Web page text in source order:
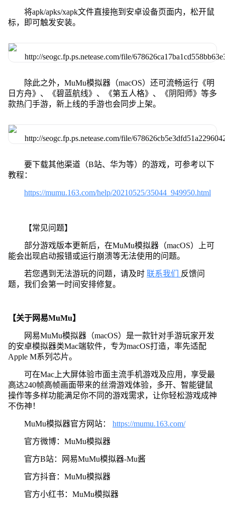
将apk/apks/xapk文件直接拖到安卓设备页面内，松开鼠
标，即可触发安装。
除此之外，MuMu模拟器（macOS）还可流畅运行《明
日方舟》、《碧蓝航线》、《第五人格》、《阴阳师》等多
款热门手游，新上线的手游也会同步上架。
要下载其他渠道（B站、华为等）的游戏，可参考以下
教程：
https://mumu.163.com/help/20210525/35044_949950.html
【常见问题】
部分游戏版本更新后，在MuMu模拟器（macOS）上可
能会出现启动报错或运行崩溃等无法使用的问题。
若您遇到无法游玩的问题，请及时 联系我们
反馈问
题，我们会第一时间安排修复。
【关于网易MuMu】
网易MuMu模拟器（macOS）是一款针对手游玩家开发
的安卓模拟器类Mac端软件，专为macOS打造，率先适配
Apple M系列芯片。
可在Mac上大屏体验市面主流手机游戏及应用，享受最
高达240帧高帧画面带来的丝滑游戏体验，多开、智能键鼠
操作等多样功能满足你不同的游戏需求，让你轻松游戏成神
不伤神！
MuMu模拟器官方网站： https://mumu.163.com/
官方微博：MuMu模拟器
官方B站：网易MuMu模拟器-Mu酱
官方抖音：MuMu模拟器
官方小红书：MuMu模拟器